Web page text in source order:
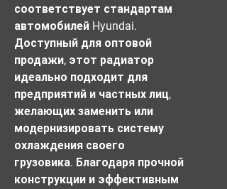
соответствует стандартам
автомобилей Hyundai.
Доступный для оптовой
продажи, этот радиатор
идеально подходит для
предприятий и частных лиц,
желающих заменить или
модернизировать систему
охлаждения своего
грузовика. Благодаря прочной
конструкции и эффективным